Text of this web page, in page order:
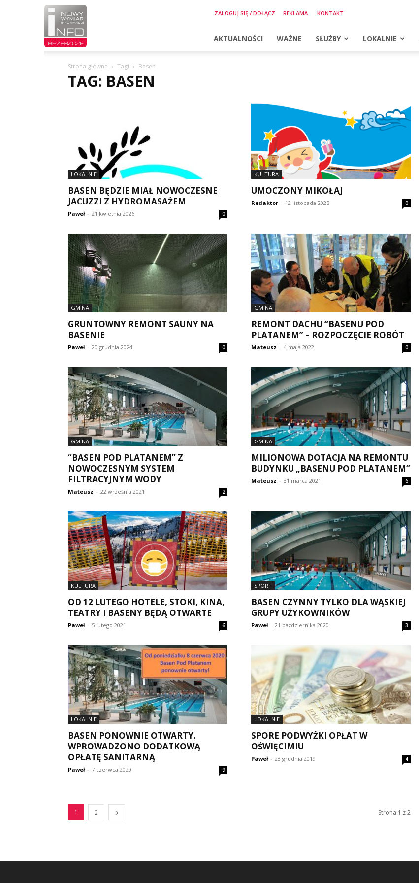
InfoBrzeszcze.pl
ZALOGUJ SIĘ / DOŁĄCZ REKLAMA KONTAKT
AKTUALNOŚCI WAŻNE SŁUŻBY LOKALNIE
Strona główna Tagi Basen
TAG: BASEN
LOKALNIE
BASEN BĘDZIE MIAŁ NOWOCZESNE
JACUZZI Z HYDROMASAŻEM
Paweł - 21 kwietnia 2026 0
KULTURA
UMOCZONY MIKOŁAJ
Redaktor - 12 listopada 2025 0
GMINA
GRUNTOWNY REMONT SAUNY NA
BASENIE
Paweł - 20 grudnia 2024 0
GMINA
REMONT DACHU “BASENU POD
PLATANEM” – ROZPOCZĘCIE ROBÓT
Mateusz - 4 maja 2022 0
GMINA
“BASEN POD PLATANEM” Z
NOWOCZESNYM SYSTEM
FILTRACYJNYM WODY
Mateusz - 22 września 2021 2
GMINA
MILIONOWA DOTACJA NA REMONTU
BUDYNKU „BASENU POD PLATANEM”
Mateusz - 31 marca 2021 6
KULTURA
OD 12 LUTEGO HOTELE, STOKI, KINA,
TEATRY I BASENY BĘDĄ OTWARTE
Paweł - 5 lutego 2021 6
SPORT
BASEN CZYNNY TYLKO DLA WĄSKIEJ
GRUPY UŻYKOWNIKÓW
Paweł - 21 października 2020 3
LOKALNIE
BASEN PONOWNIE OTWARTY.
WPROWADZONO DODATKOWĄ
OPŁATĘ SANITARNĄ
Paweł - 7 czerwca 2020 9
LOKALNIE
SPORE PODWYŻKI OPŁAT W
OŚWIĘCIMIU
Paweł - 28 grudnia 2019 4
1 2 Strona 1 z 2